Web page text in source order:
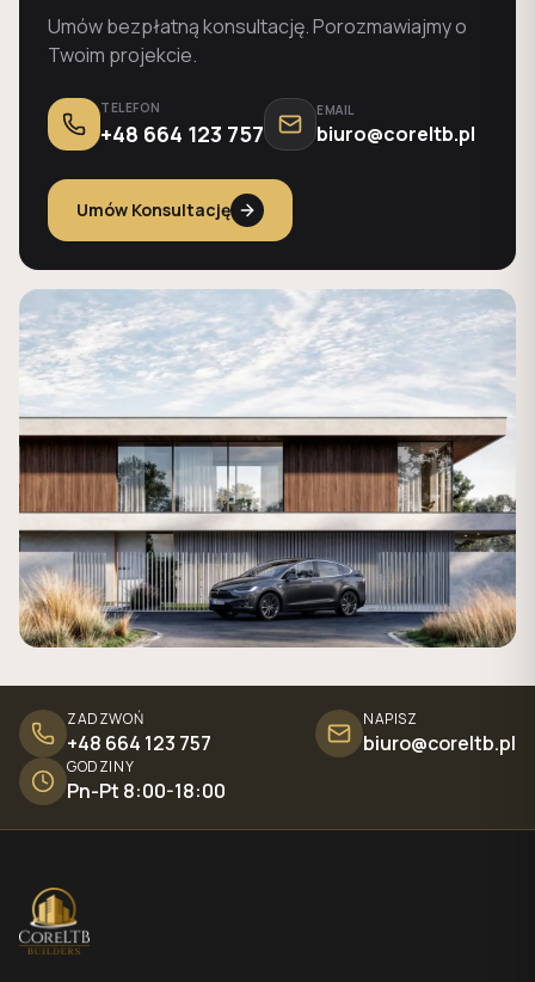
Umów bezpłatną konsultację. Porozmawiajmy o
Twoim projekcie.
TELEFON
+48 664 123 757
EMAIL
biuro@coreltb.pl
Umów Konsultację
ZADZWOŃ
+48 664 123 757
NAPISZ
biuro@coreltb.pl
GODZINY
Pn-Pt 8:00-18:00